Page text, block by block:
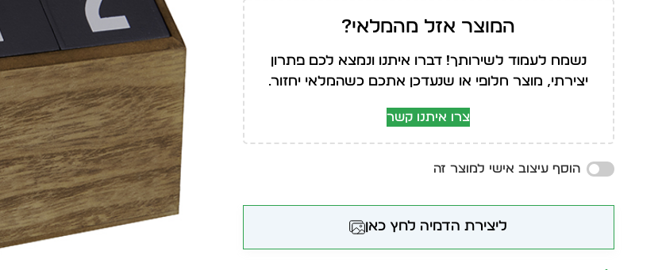
המוצר אזל מהמלאי?
נשמח לעמוד לשירותך! דברו איתנו ונמצא לכם פתרון
יצירתי, מוצר חלופי או שנעדכן אתכם כשהמלאי יחזור.
צרו איתנו קשר
הוסף עיצוב אישי למוצר זה
ליצירת הדמיה לחץ כאן